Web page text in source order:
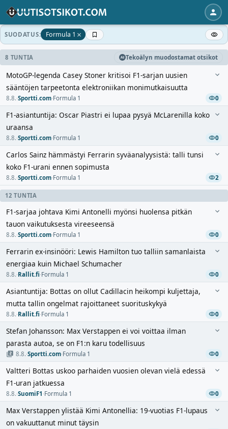
SUODATUS: Formula 1 ×
8 TUNTIA Tekoälyn muodostamat otsikot
MotoGP-legenda Casey Stoner kritisoi F1-sarjan uusien
sääntöjen tarpeetonta elektroniikan monimutkaisuutta
8.8.·Sportti.com·Formula 1 0
F1-asiantuntija: Oscar Piastri ei lupaa pysyä McLarenilla koko
uraansa
8.8.·Sportti.com·Formula 1 0
Carlos Sainz hämmästyi Ferrarin syväanalyysistä: talli tunsi
koko F1-urani ennen sopimusta
8.8.·Sportti.com·Formula 1 2
12 TUNTIA
F1-sarjaa johtava Kimi Antonelli myönsi huolensa pitkän
tauon vaikutuksesta vireeseensä
8.8.·Sportti.com·Formula 1 0
Ferrarin ex-insinööri: Lewis Hamilton tuo talliin samanlaista
energiaa kuin Michael Schumacher
8.8.·Rallit.fi·Formula 1 0
Asiantuntija: Bottas on ollut Cadillacin heikompi kuljettaja,
mutta tallin ongelmat rajoittaneet suorituskykyä
8.8.·Rallit.fi·Formula 1 0
Stefan Johansson: Max Verstappen ei voi voittaa ilman
parasta autoa, se on F1:n karu todellisuus
8.8.·Sportti.com·Formula 1 0
Valtteri Bottas uskoo parhaiden vuosien olevan vielä edessä
F1-uran jatkuessa
8.8.·SuomiF1 ·Formula 1 0
Max Verstappen ylistää Kimi Antonellia: 19-vuotias F1-lupaus
on vakuuttanut minut täysin